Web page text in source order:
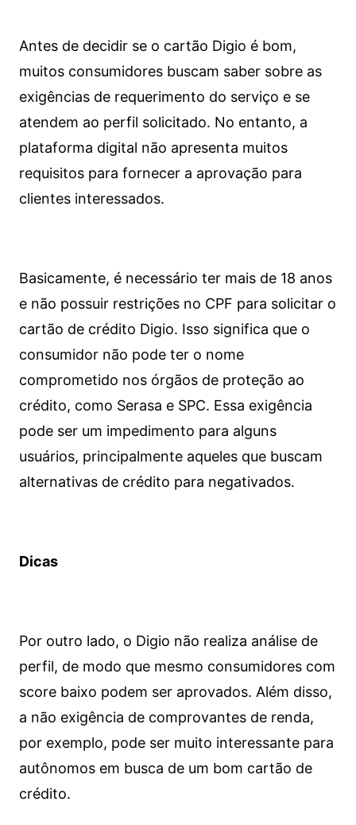
Antes de decidir se o cartão Digio é bom,
muitos consumidores buscam saber sobre as
exigências de requerimento do serviço e se
atendem ao perfil solicitado. No entanto, a
plataforma digital não apresenta muitos
requisitos para fornecer a aprovação para
clientes interessados.
Basicamente, é necessário ter mais de 18 anos
e não possuir restrições no CPF para solicitar o
cartão de crédito Digio. Isso significa que o
consumidor não pode ter o nome
comprometido nos órgãos de proteção ao
crédito, como Serasa e SPC. Essa exigência
pode ser um impedimento para alguns
usuários, principalmente aqueles que buscam
alternativas de crédito para negativados.
Dicas
Por outro lado, o Digio não realiza análise de
perfil, de modo que mesmo consumidores com
score baixo podem ser aprovados. Além disso,
a não exigência de comprovantes de renda,
por exemplo, pode ser muito interessante para
autônomos em busca de um bom cartão de
crédito.